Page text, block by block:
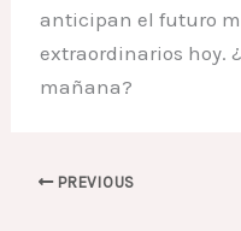
anticipan el futuro
extraordinarios hoy.
mañana?
PREVIOUS